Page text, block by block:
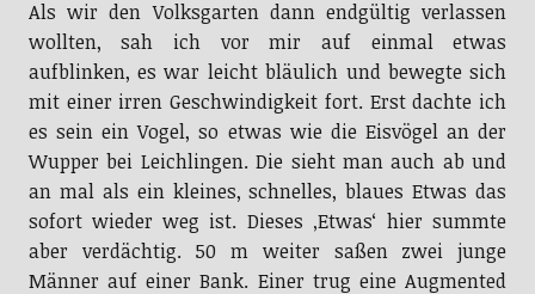
wollten, sah ich vor mir auf einmal etwas
aufblinken, es war leicht bläulich und bewegte sich
mit einer irren Geschwindigkeit fort. Erst dachte ich
es sein ein Vogel, so etwas wie die Eisvögel an der
Wupper bei Leichlingen. Die sieht man auch ab und
an mal als ein kleines, schnelles, blaues Etwas das
sofort wieder weg ist. Dieses ‚Etwas‘ hier summte
aber verdächtig. 50 m weiter saßen zwei junge
Männer auf einer Bank. Einer trug eine Augmented
Reality Brille mit einem kleinen Sender daran. Vor den